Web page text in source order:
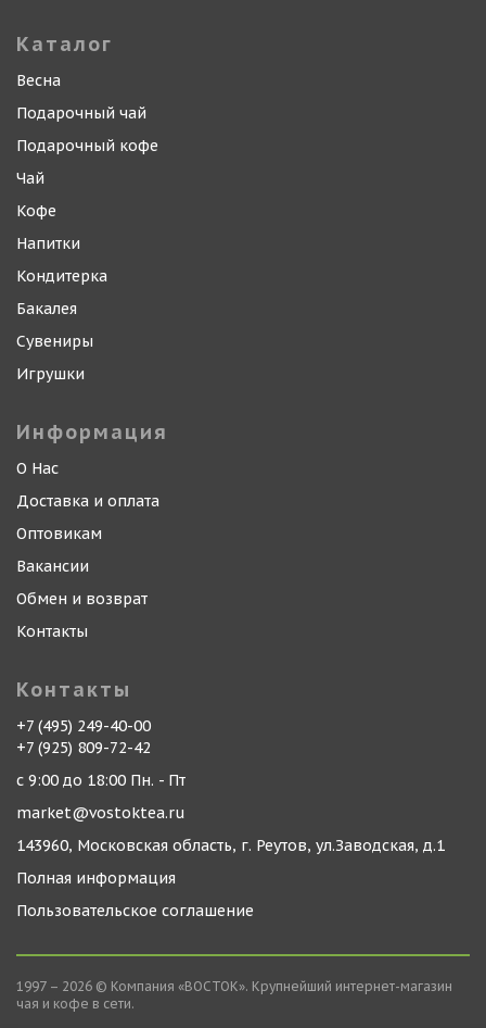
Каталог
Весна
Подарочный чай
Подарочный кофе
Чай
Кофе
Напитки
Кондитерка
Бакалея
Сувениры
Игрушки
Информация
О Нас
Доставка и оплата
Оптовикам
Вакансии
Обмен и возврат
Контакты
Контакты
+7 (495) 249-40-00
+7 (925) 809-72-42
с 9:00 до 18:00 Пн. - Пт
market@vostoktea.ru
143960, Московская область, г. Реутов, ул.Заводская, д.1
Полная информация
Пользовательское соглашение
1997 – 2026 © Компания «ВОСТОК». Крупнейший интернет-магазин
чая и кофе в сети.